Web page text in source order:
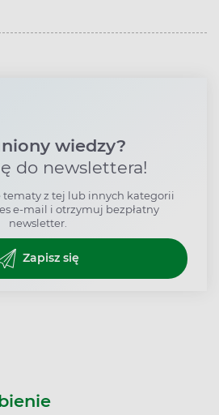
wiedzy?
do newslettera!
tematy z tej lub innych kategorii
e-mail i otrzymuj bezpłatny
newsletter.
Zapisz się